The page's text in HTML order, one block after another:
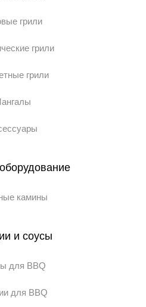
грили
грили
грили
камины
и соусы
для BBQ
для BBQ